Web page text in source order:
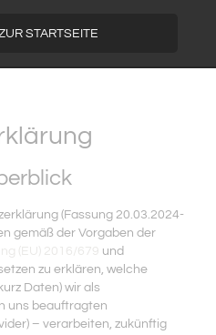
STARTSEITE
(Fassung 20.03.2024-
gemäß der Vorgaben der
(EU) 2016/679 und
zu erklären, welche
Daten) wir als
uns beauftragten
– verarbeiten, zukünftig